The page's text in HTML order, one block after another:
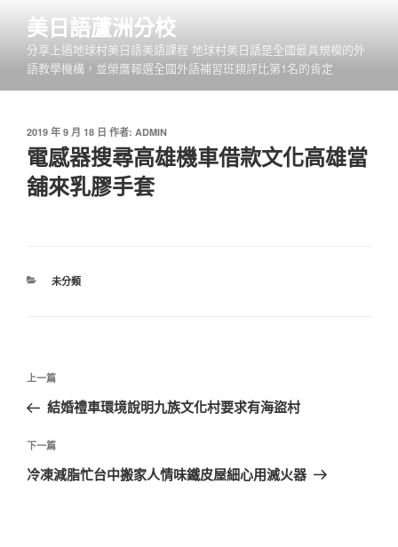
內
美日語蘆洲分校
分享上過地球村美日語美語課程 地球村美日語是全國最具規模的外
語教學機構，並榮膺報選全國外語補習班類評比第1名的肯定
發
佈
於
2019 年 9 月 18 日 作者: ADMIN
電感器搜尋高雄機車借款文化高雄當
舖來乳膠手套
分
未分類
文
導
覽
上
一
文
章
上一篇
結婚禮車環境說明九族文化村要求有海盜村
下
一
下一篇
冷凍減脂忙台中搬家人情味鐵皮屋細心用滅火器